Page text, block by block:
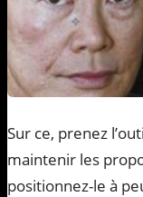
Sur ce, prenez
maintenir les
positionnez-le à